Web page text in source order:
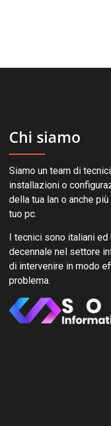
Chi siamo
Siamo un team di
installazioni o
della tua lan o anche
tuo pc.
I tecnici sono italiani
decennale nel settore
di intervenire in modo
problema.